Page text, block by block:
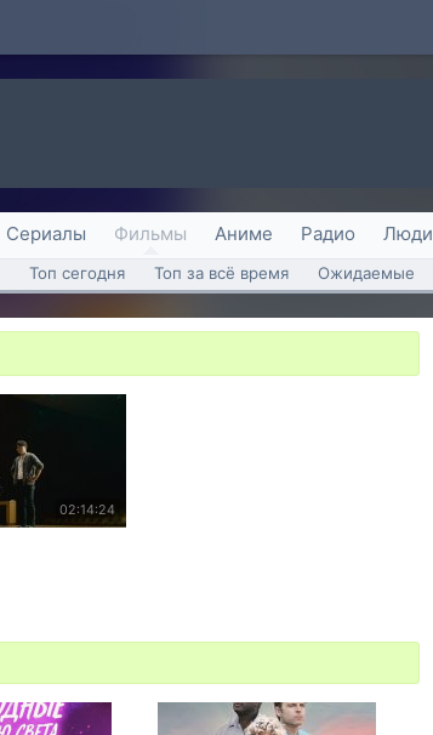
Сериалы Фильмы Аниме Радио Люди
Топ сегодня Топ за всё время Ожидаемые
02:14:24